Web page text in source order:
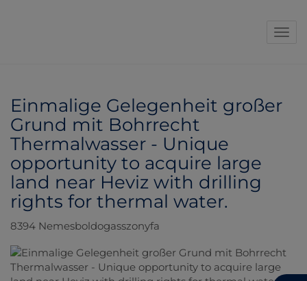
Einmalige Gelegenheit großer
Grund mit Bohrrecht
Thermalwasser - Unique
opportunity to acquire large
land near Heviz with drilling
rights for thermal water.
8394 Nemesboldogasszonyfa